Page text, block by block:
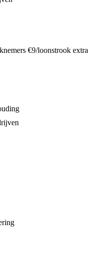
€9/loonstrook extra